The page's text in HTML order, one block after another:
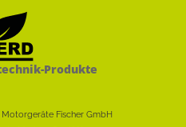
Produkte
Fischer GmbH